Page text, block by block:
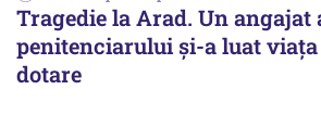
Tragedie la Arad. Un angajat
penitenciarului și-a luat
dotare